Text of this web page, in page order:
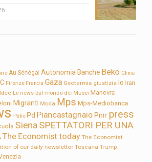
Au Sénégal Autonomia Banche Beko Clima
Firenze Francia Gaza Geotermia giustizia Io Iran
Le news dal mondo dei Musei Manovra
Migranti Moda Mps Mps-Mediobanca
Palio Pd Piancastagnaio Pnrr press
Siena SPETTATORI PER UNA
The Economist today The Economist
of our daily newsletter Toscana Trump